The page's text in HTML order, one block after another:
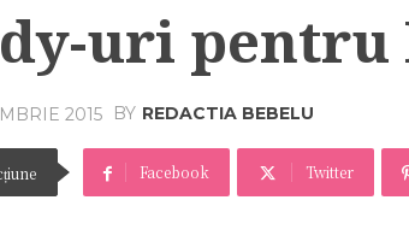
uri pentru
2015 BY REDACTIA BEBELU
Facebook Twitter